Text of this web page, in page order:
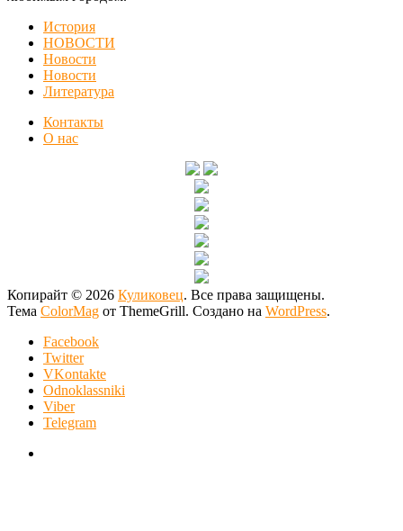
История
НОВОСТИ
Новости
Новости
Литература
Контакты
О нас
Копирайт © 2026 Куликовец. Все права защищены.
Тема ColorMag от ThemeGrill. Создано на WordPress.
Facebook
Twitter
VKontakte
Odnoklassniki
Viber
Telegram